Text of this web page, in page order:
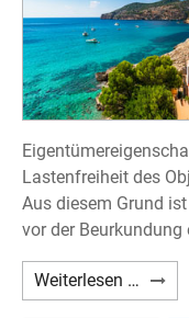
Lastenfreiheit des
Aus diesem Grund
vor der
Weiterlesen … Erwerb
einer